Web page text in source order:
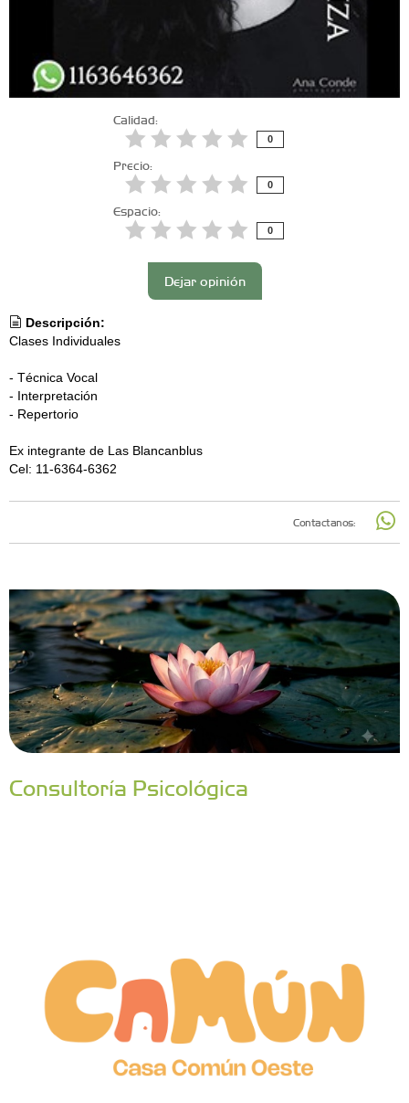
Calidad:
0
Precio:
0
Espacio:
0
Dejar opinión
Descripción:
Clases Individuales
- Técnica Vocal
- Interpretación
- Repertorio
Ex integrante de Las Blancanblus
Cel: 11-6364-6362
Contactanos:
Consultoría Psicológica